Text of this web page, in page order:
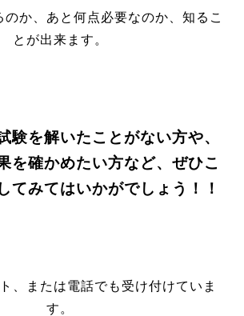
のか、あと何点必要なのか、知るこ
とが出来ます。
験を解いたことがない方や、
を確かめたい方など、ぜひこ
てみてはいかがでしょう！！
、または電話でも受け付けていま
す。